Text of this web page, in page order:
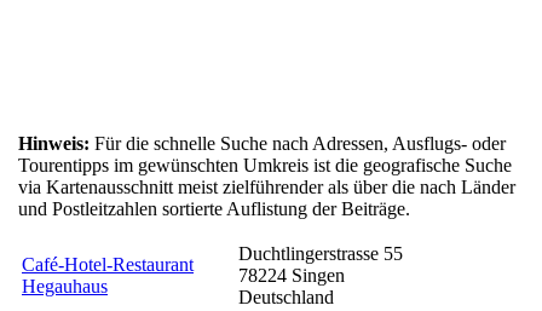
Hinweis: Für die schnelle Suche nach Adressen, Ausflugs- oder
Tourentipps im gewünschten Umkreis ist die geografische Suche
via Kartenausschnitt meist zielführender als über die nach Länder
und Postleitzahlen sortierte Auflistung der Beiträge.
Café-Hotel-Restaurant
Hegauhaus
Duchtlingerstrasse 55
78224 Singen
Deutschland